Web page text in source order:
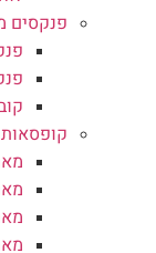
פנקסים